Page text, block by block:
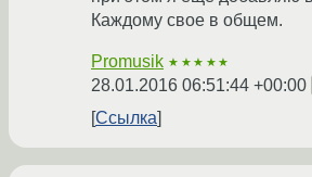
Каждому свое в общем.
Promusik ★★★★★
28.01.2016 06:51:44 +00:00
Ссылка